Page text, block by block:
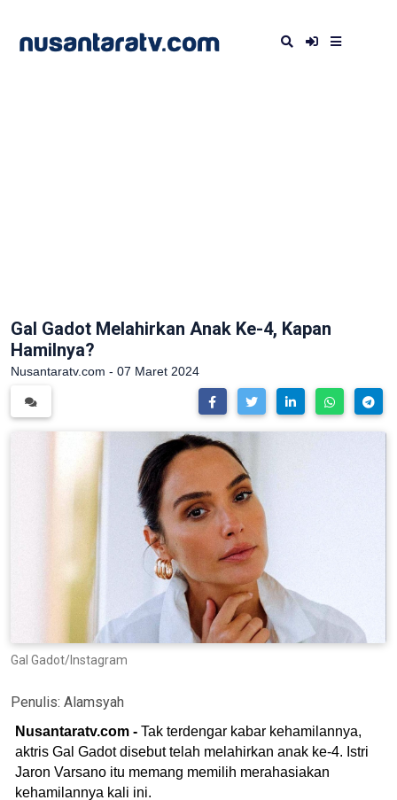
Gal Gadot Melahirkan Anak Ke-4, Kapan
Hamilnya?
Nusantaratv.com - 07 Maret 2024
Gal Gadot/Instagram
Penulis: Alamsyah
Nusantaratv.com - Tak terdengar kabar kehamilannya,
aktris Gal Gadot disebut telah melahirkan anak ke-4. Istri
Jaron Varsano itu memang memilih merahasiakan
kehamilannya kali ini.